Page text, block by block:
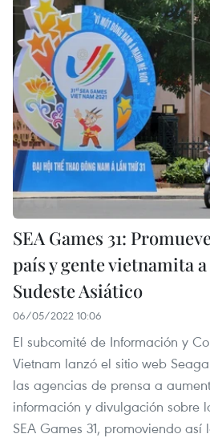
SEA Games 31:
país y gente vietnamita
Sudeste Asiático
06/05/2022 10:06
El subcomité de Información y
Vietnam lanzó el sitio web
las agencias de prensa a
información y divulgación sobre
SEA Games 31, promoviendo